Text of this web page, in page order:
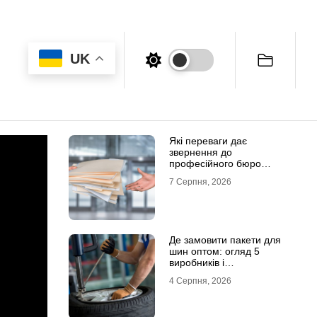
UK
Які переваги дає
звернення до
професійного бюро
7 Серпня, 2026
Де замовити пакети для
шин оптом: огляд 5
виробників і
4 Серпня, 2026